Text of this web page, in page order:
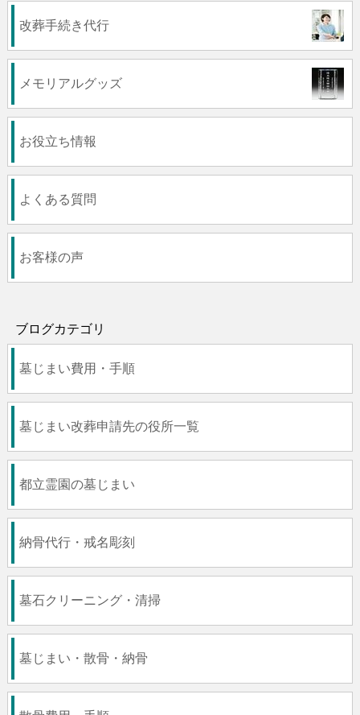
改葬手続き代行
メモリアルグッズ
お役立ち情報
よくある質問
お客様の声
ブログカテゴリ
墓じまい費用・手順
墓じまい改葬申請先の役所一覧
都立霊園の墓じまい
納骨代行・戒名彫刻
墓石クリーニング・清掃
墓じまい・散骨・納骨